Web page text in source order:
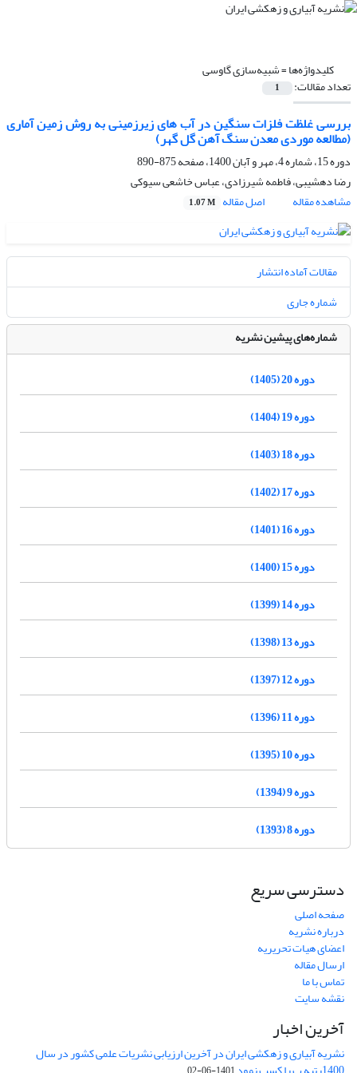
کلیدواژه‌ها =شبیه‌سازی گاوسی
تعداد مقالات: 1
بررسی غلظت فلزات سنگین در آب های زیرزمینی به روش زمین آماری
(مطالعه موردی معدن سنگ آهن گل گهر)
دوره 15، شماره 4، مهر و آبان 1400، صفحه
875-890
رضا دهشیبی، فاطمه شیرزادی، عباس خاشعی سیوکی
مشاهده مقاله
اصل مقاله 1.07 M
مقالات آماده انتشار
شماره جاری
شماره‌های پیشین نشریه
دوره 20 (1405)
دوره 19 (1404)
دوره 18 (1403)
دوره 17 (1402)
دوره 16 (1401)
دوره 15 (1400)
دوره 14 (1399)
دوره 13 (1398)
دوره 12 (1397)
دوره 11 (1396)
دوره 10 (1395)
دوره 9 (1394)
دوره 8 (1393)
دسترسی سریع
صفحه اصلی
درباره نشریه
اعضای هیات تحریریه
ارسال مقاله
تماس با ما
نقشه سایت
آخرین اخبار
نشریه آبیاری و زهکشی ایران در آخرین ارزیابی نشریات علمی کشور در سال